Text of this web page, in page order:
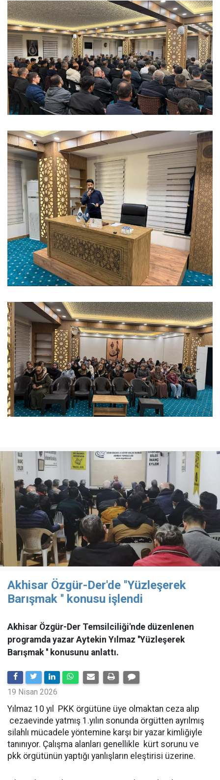
Akhisar Özgür-Der'de ''Yüzleşerek
Barışmak '' konusu işlendi
Akhisar Özgür-Der Temsilciliği'nde düzenlenen
programda yazar Aytekin Yılmaz ''Yüzleşerek
Barışmak '' konusunu anlattı.
19 Nisan 2026
Yılmaz 10 yıl PKK örgütüne üye olmaktan ceza alıp
cezaevinde yatmış 1.yılın sonunda örgütten ayrılmış
silahlı mücadele yöntemine karşı bir yazar kimliğiyle
tanınıyor. Çalışma alanları genellikle kürt sorunu ve
pkk örgütünün yaptığı yanlışların eleştirisi üzerine.